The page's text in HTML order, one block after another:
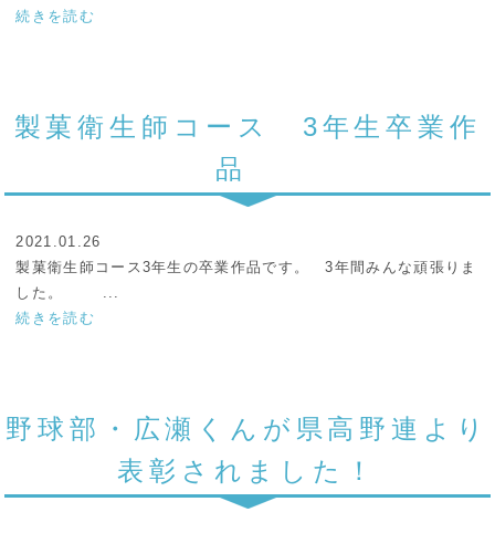
続きを読む
製菓衛生師コース 3年生卒業作
品
2021.01.26
製菓衛生師コース3年生の卒業作品です。 3年間みんな頑張りま
した。 ...
続きを読む
野球部・広瀬くんが県高野連より
表彰されました！